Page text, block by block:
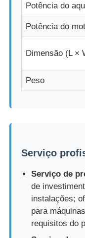
Máquina de
Máquina de
Moldagem por
molde líquido do
Moagem por
Potência do
Potência do
Dimensão (L ×
Peso
Serviço
Serviço de
de
instalações;
para
requisitos do